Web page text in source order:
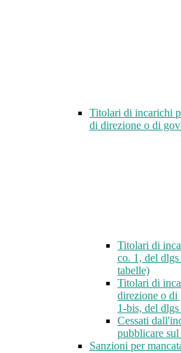
Titolari di incarichi
di direzione o di
Titolari di
co. 1, del
tabelle)
Titolari di
direzione o di
1-bis, del
Cessati
pubblicare
Sanzioni per